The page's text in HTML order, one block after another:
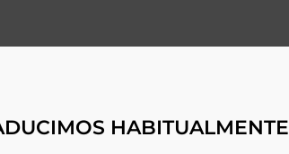
HABITUALMENTE